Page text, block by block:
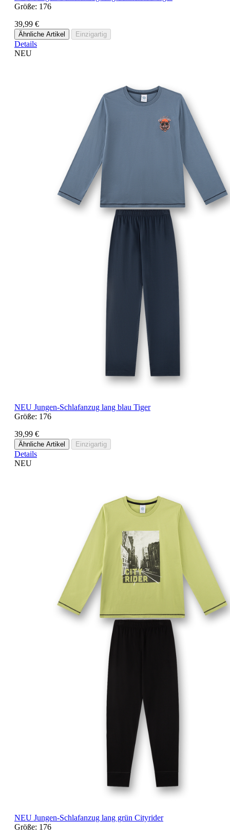
Größe: 176
39,99 €
Ähnliche Artikel Einzigartig
Details
NEU
NEU Jungen-Schlafanzug lang blau Tiger
Größe: 176
39,99 €
Ähnliche Artikel Einzigartig
Details
NEU
NEU Jungen-Schlafanzug lang grün Cityrider
Größe: 176